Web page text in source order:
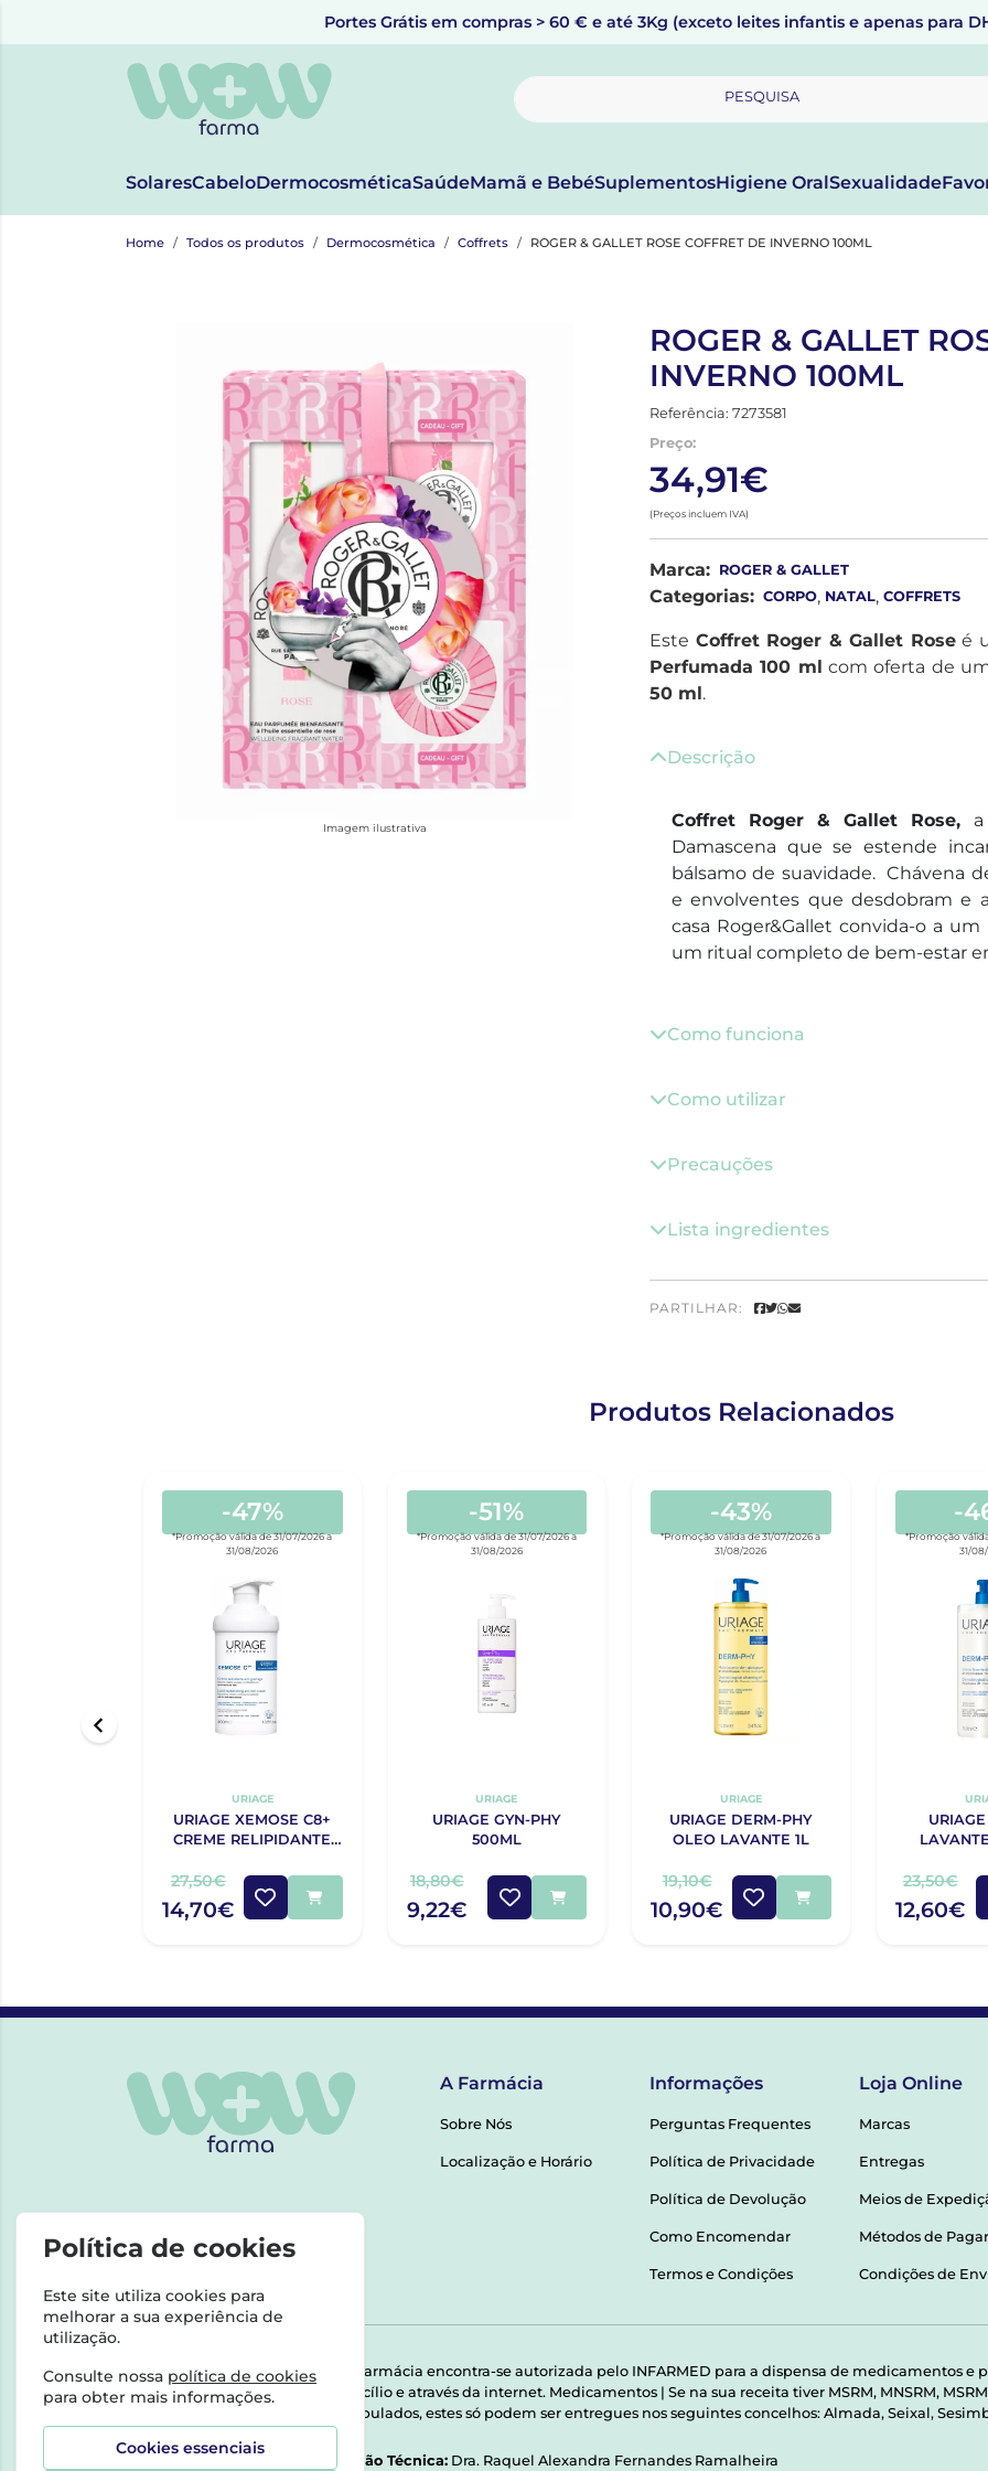
Portes Grátis em compras > 60 € e até 3Kg (exceto leites infantis e apenas para
PESQUISA
SolaresCabeloDermocosméticaSaúdeMamã e BebéSuplementosHigiene OralSexualidade
Home Todos os produtos Dermocosmética Coffrets ROGER & GALLET ROSE COFFRET DE INVERNO 100ML
Imagem ilustrativa
ROGER & GALLET
INVERNO 100ML
Referência: 7273581
Preço:
34,91€
(Preços incluem IVA)
Marca: ROGER & GALLET
Categorias: CORPO, NATAL, COFFRETS
Este Coffret Roger & Gallet Roseé
Perfumada 100 ml com oferta de
50 ml.
Descrição
Coffret Roger & Gallet Rose,
Damascena que se estende
bálsamo de suavidade. Chávena
e envolventes que desdobram e
casa Roger&Gallet convida-o a
um ritual completo de bem-estar
Como funciona
Como utilizar
Precauções
Lista ingredientes
PARTILHAR:
Produtos Relacionados
-47%
*Promoção válida de 31/07/2026 a
31/08/2026
URIAGE
URIAGE XEMOSE C8+
CREME RELIPIDANTE
27,50€
14,70€
-51%
*Promoção válida de 31/07/2026 a
31/08/2026
URIAGE
URIAGE GYN-PHY
500ML
18,80€
9,22€
-43%
*Promoção válida de 31/07/2026 a
31/08/2026
URIAGE
URIAGE DERM-PHY
OLEO LAVANTE 1L
19,10€
10,90€
-
*Promoção
31/
23,50€
12,60€
A Farmácia
Sobre Nós
Localização e Horário
Informações
Perguntas Frequentes
Política de Privacidade
Política de Devolução
Como Encomendar
Termos e Condições
Loja Online
Marcas
Entregas
Meios de
Métodos de
Condições de
Esta farmácia encontra-se autorizada pelo INFARMED para a dispensa de medicamentos e
domicílio e através da internet. Medicamentos | Se na sua receita tiver MSRM, MNSRM,
Manipulados, estes só podem ser entregues nos seguintes concelhos: Almada, Seixal,
Direção Técnica: Dra. Raquel Alexandra Fernandes Ramalheira
Política de cookies
Este site utiliza cookies para
melhorar a sua experiência de
utilização.
Consulte nossa política de cookies
para obter mais informações.
Cookies essenciais